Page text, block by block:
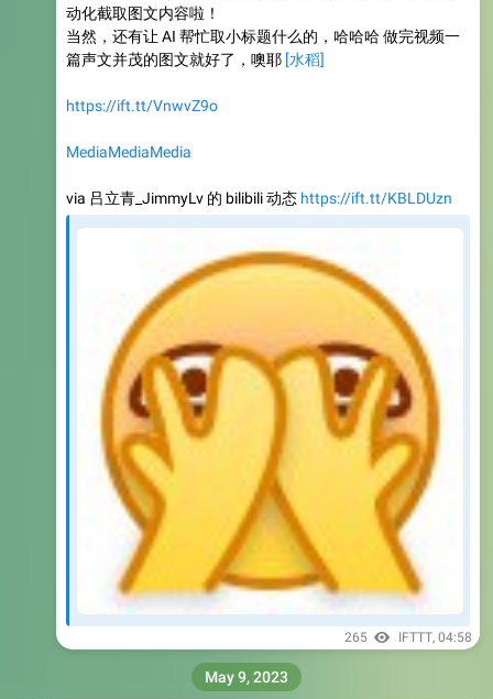
动化截取图文内容啦！
当然，还有让 AI 帮忙取小标题什么的，哈哈哈 做完视频一
篇声文并茂的图文就好了，噢耶 [水稻]
https://ift.tt/VnwvZ9o
MediaMediaMedia
via 吕立青_JimmyLv 的 bilibili 动态 https://ift.tt/KBLDUzn
265 IFTTT, 04:58
May 9, 2023